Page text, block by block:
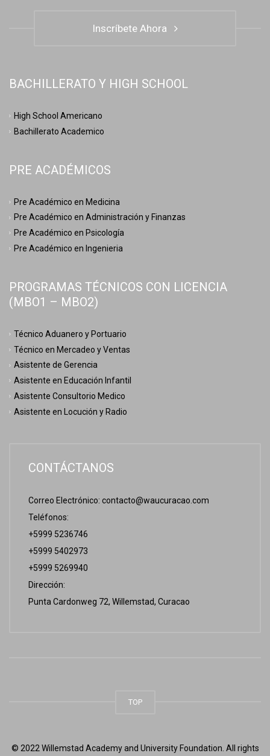
Inscríbete Ahora
BACHILLERATO Y HIGH SCHOOL
High School Americano
Bachillerato Academico
PRE ACADÉMICOS
Pre Académico en Medicina
Pre Académico en Administración y Finanzas
Pre Académico en Psicología
Pre Académico en Ingenieria
PROGRAMAS TÉCNICOS CON LICENCIA
(MBO1 – MBO2)
Técnico Aduanero y Portuario
Técnico en Mercadeo y Ventas
Asistente de Gerencia
Asistente en Educación Infantil
Asistente Consultorio Medico
Asistente en Locución y Radio
CONTÁCTANOS
Correo Electrónico: contacto@waucuracao.com
Teléfonos:
+5999 5236746
+5999 5402973
+5999 5269940
Dirección:
Punta Cardonweg 72, Willemstad, Curacao
TOP
© 2022 Willemstad Academy and University Foundation. All rights